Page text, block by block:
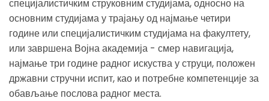
специјалистичким струковним студијама, односно на
основним студијама у трајању од најмање четири
године или специјалистичким студијама на факултету,
или завршена Војна академија - смер навигација,
најмање три године радног искуства у струци, положен
државни стручни испит, као и потребне компетенције за
обављање послова радног места.